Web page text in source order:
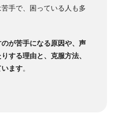
手で、困っている人も多
のが苦手になる原因や、声
する理由と、克服方法、
います。